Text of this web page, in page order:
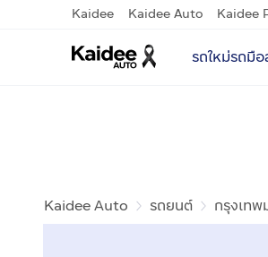
Kaidee Kaidee Auto Kaidee
รถใหม่รถมื
Kaidee Auto รถยนต์ กรุงเทพ